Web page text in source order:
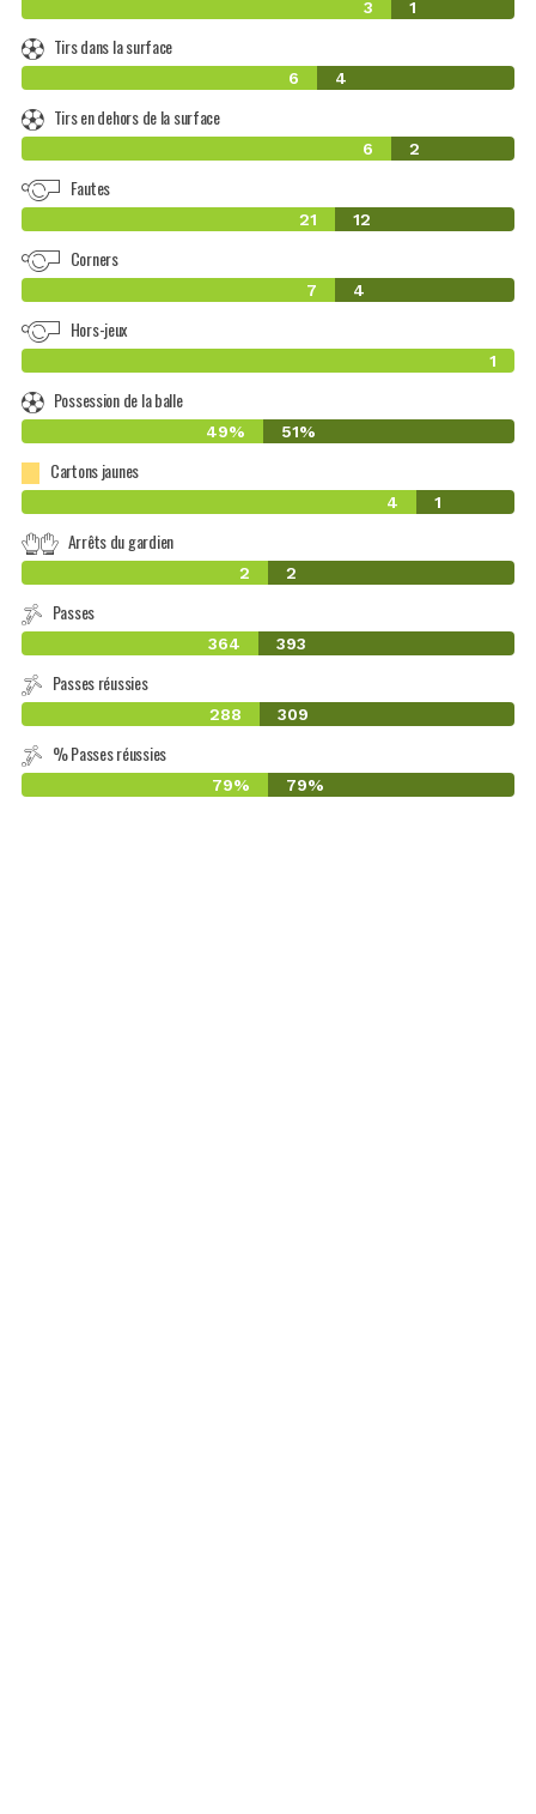
3 1
Tirs dans la surface
6 4
Tirs en dehors de la surface
6 2
Fautes
21 12
Corners
7 4
Hors-jeux
1
Possession de la balle
49% 51%
Cartons jaunes
4 1
Arrêts du gardien
2 2
Passes
364 393
Passes réussies
288 309
% Passes réussies
79% 79%